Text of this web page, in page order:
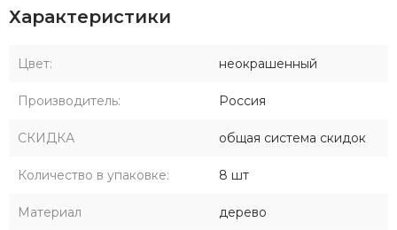
Характеристики
Цвет: неокрашенный
Производитель: Россия
СКИДКА общая система скидок
Количество в упаковке: 8 шт
Материал дерево